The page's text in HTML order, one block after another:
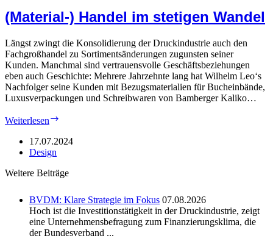
(Material-) Handel im stetigen Wandel
Längst zwingt die Konsolidierung der Druckindustrie auch den
Fachgroßhandel zu Sortimentsänderungen zugunsten seiner
Kunden. Manchmal sind vertrauensvolle Geschäftsbeziehungen
eben auch Geschichte: Mehrere Jahrzehnte lang hat Wilhelm Leo‘s
Nachfolger seine Kunden mit Bezugsmaterialien für Bucheinbände,
Luxusverpackungen und Schreibwaren von Bamberger Kaliko…
Weiterlesen
im
17.07.2024
Design
Weitere Beiträge
BVDM: Klare Strategie im Fokus 07.08.2026
Hoch ist die Investitionstätigkeit in der Druckindustrie, zeigt
eine Unternehmensbefragung zum Finanzierungsklima, die
der Bundesverband ...